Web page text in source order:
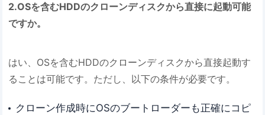
2.OSを含むHDDのクローンディスクから直接に起動可能
ですか。
はい、OSを含むHDDのクローンディスクから直接起動す
ることは可能です。ただし、以下の条件が必要です。
クローン作成時にOSのブートローダーも正確にコピ